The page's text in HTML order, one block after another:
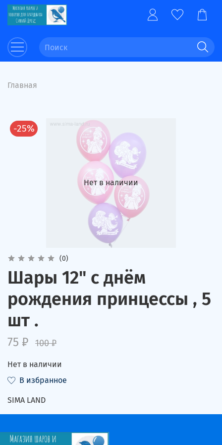
Главная
Нет в наличии
-25%
(0)
Шары 12" с днём
рождения принцессы , 5
шт .
75 ₽ 100 ₽
Нет в наличии
В избранное
SIMA LAND